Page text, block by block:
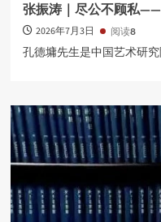
张振涛｜尽公不顾私
2026年7月3日 阅读8
孔德墉先生是中国艺术研